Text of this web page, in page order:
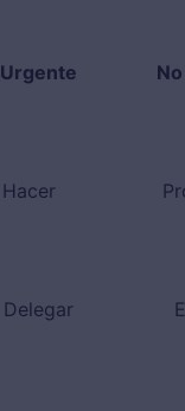
Urgente
Hacer
Delegar